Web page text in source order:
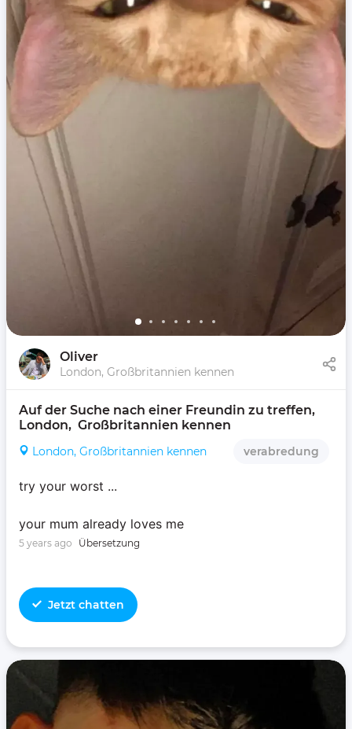
Oliver
London, Großbritannien kennen
Auf der Suche nach einer Freundin zu treffen,
London,  Großbritannien kennen
London, Großbritannien kennen verabredung
try your worst ...
your mum already loves me
5 years ago Übersetzung
Jetzt chatten